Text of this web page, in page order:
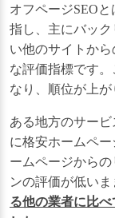
オフページSEO
指し、主にバッ
い他のサイトか
な評価指標です
なり、順位が上が
ある地方のサー
に格安ホームペ
ームページから
ンの評価が低いま
る他の業者に比